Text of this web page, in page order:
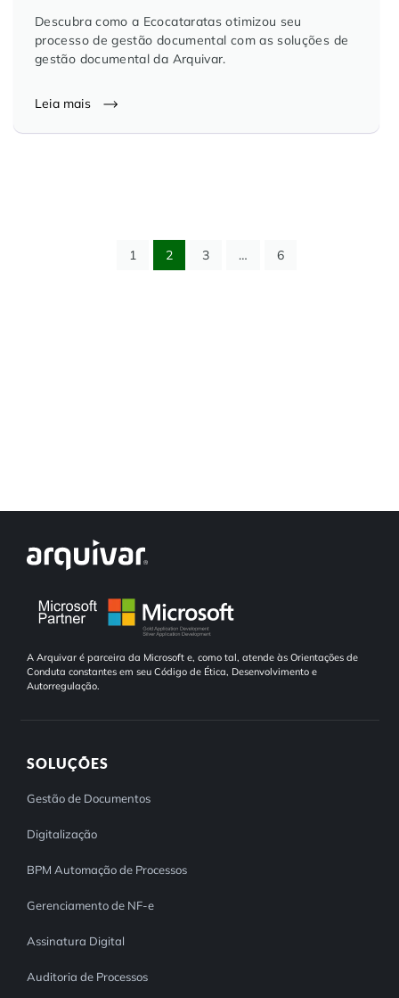
Descubra como a Ecocataratas otimizou seu
processo de gestão documental com as soluções de
gestão documental da Arquivar.
Leia mais
1 2 3 … 6
A Arquivar é parceira da Microsoft e, como tal, atende às Orientações de
Conduta constantes em seu Código de Ética, Desenvolvimento e
Autorregulação.
SOLUÇÕES
Gestão de Documentos
Digitalização
BPM Automação de Processos
Gerenciamento de NF-e
Assinatura Digital
Auditoria de Processos